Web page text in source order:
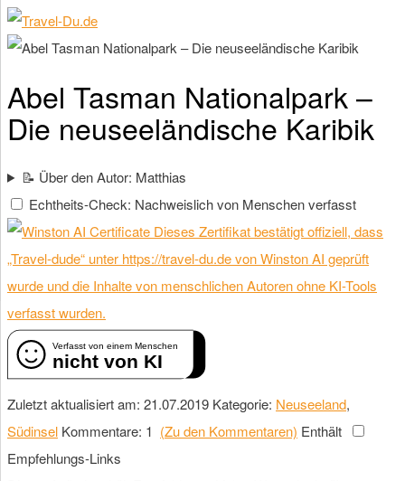
Abel Tasman Nationalpark –
Die neuseeländische Karibik
📝 Über den Autor: Matthias
Echtheits-Check: Nachweislich von Menschen verfasst
Dieses Zertifikat bestätigt offiziell, dass
„Travel-dude“ unter https://travel-du.de von Winston AI geprüft
wurde und die Inhalte von menschlichen Autoren ohne KI-Tools
verfasst wurden.
Verfasst von einem Menschen
nicht von KI
Zuletzt aktualisiert am: 21.07.2019 Kategorie: Neuseeland,
Südinsel Kommentare: 1 (Zu den Kommentaren) Enthält
Empfehlungs-Links